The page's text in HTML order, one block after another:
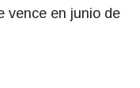
vence en junio de